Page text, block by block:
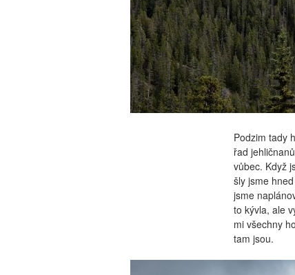
Podzim tady
řad
vůbec. Když
šly jsme
jsme
to kývla, ale
mi všechny
tam jsou.